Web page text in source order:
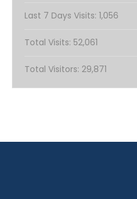
Last 7 Days Visits: 1,056
Total Visits: 52,061
Total Visitors: 29,871